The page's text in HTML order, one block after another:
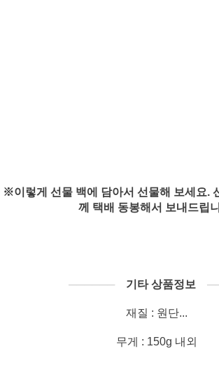
※이렇게 선물 백에 담아서 선물해 보세요.
께 택배 동봉해서 보내드립
────── 기타 상품정보
재질 : 원단...
무게 : 150g 내외